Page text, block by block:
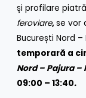
și profilare
feroviare,se vor
București Nord
temporară a
Nord – Pajura
09:00 – 13:40.